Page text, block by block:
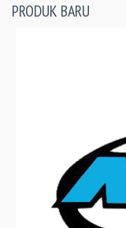
PRODUK BARU